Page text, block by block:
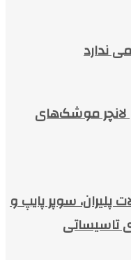
ندارد
لانچر موشک‌های
سوپر پایپ و
تاسیساتی